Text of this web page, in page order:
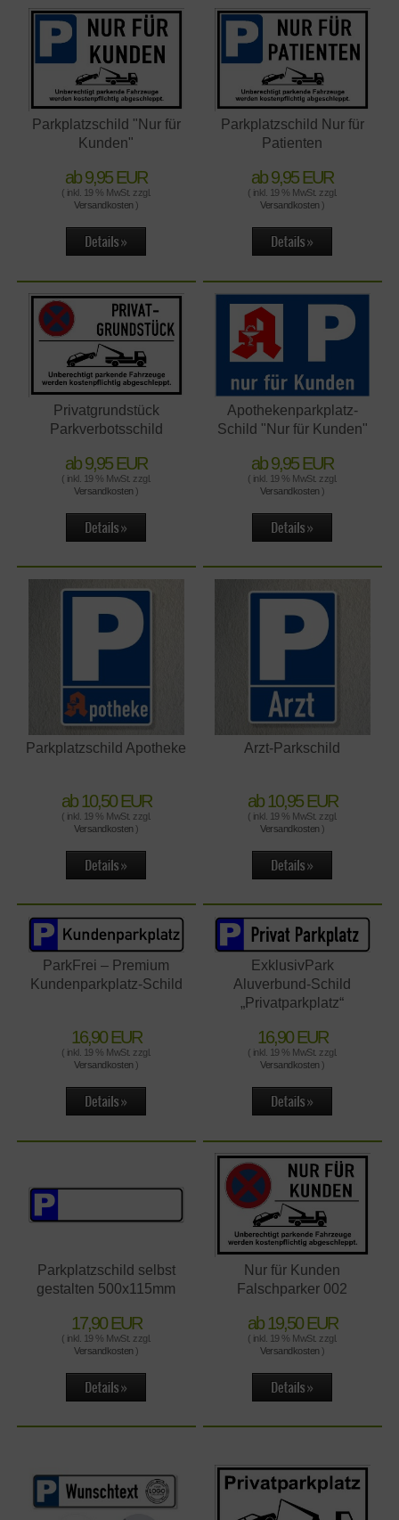
Parkplatzschild "Nur für
Kunden"
ab 9,95 EUR
( inkl. 19 % MwSt. zzgl.
Versandkosten )
Parkplatzschild Nur für
Patienten
ab 9,95 EUR
( inkl. 19 % MwSt. zzgl.
Versandkosten )
Privatgrundstück
Parkverbotsschild
ab 9,95 EUR
( inkl. 19 % MwSt. zzgl.
Versandkosten )
Apothekenparkplatz-
Schild "Nur für Kunden"
ab 9,95 EUR
( inkl. 19 % MwSt. zzgl.
Versandkosten )
Parkplatzschild Apotheke
ab 10,50 EUR
( inkl. 19 % MwSt. zzgl.
Versandkosten )
Arzt-Parkschild
ab 10,95 EUR
( inkl. 19 % MwSt. zzgl.
Versandkosten )
ParkFrei – Premium
Kundenparkplatz-Schild
16,90 EUR
( inkl. 19 % MwSt. zzgl.
Versandkosten )
ExklusivPark
Aluverbund-Schild
„Privatparkplatz“
16,90 EUR
( inkl. 19 % MwSt. zzgl.
Versandkosten )
Parkplatzschild selbst
gestalten 500x115mm
17,90 EUR
( inkl. 19 % MwSt. zzgl.
Versandkosten )
Nur für Kunden
Falschparker 002
ab 19,50 EUR
( inkl. 19 % MwSt. zzgl.
Versandkosten )